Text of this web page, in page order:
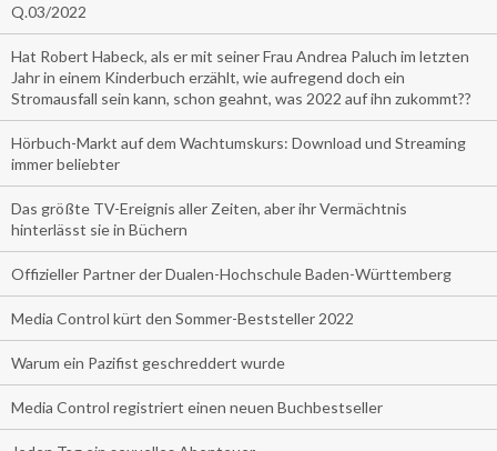
Q.03/2022
Hat Robert Habeck, als er mit seiner Frau Andrea Paluch im letzten
Jahr in einem Kinderbuch erzählt, wie aufregend doch ein
Stromausfall sein kann, schon geahnt, was 2022 auf ihn zukommt??
Hörbuch-Markt auf dem Wachtumskurs: Download und Streaming
immer beliebter
Das größte TV-Ereignis aller Zeiten, aber ihr Vermächtnis
hinterlässt sie in Büchern
Offizieller Partner der Dualen-Hochschule Baden-Württemberg
Media Control kürt den Sommer-Beststeller 2022
Warum ein Pazifist geschreddert wurde
Media Control registriert einen neuen Buchbestseller